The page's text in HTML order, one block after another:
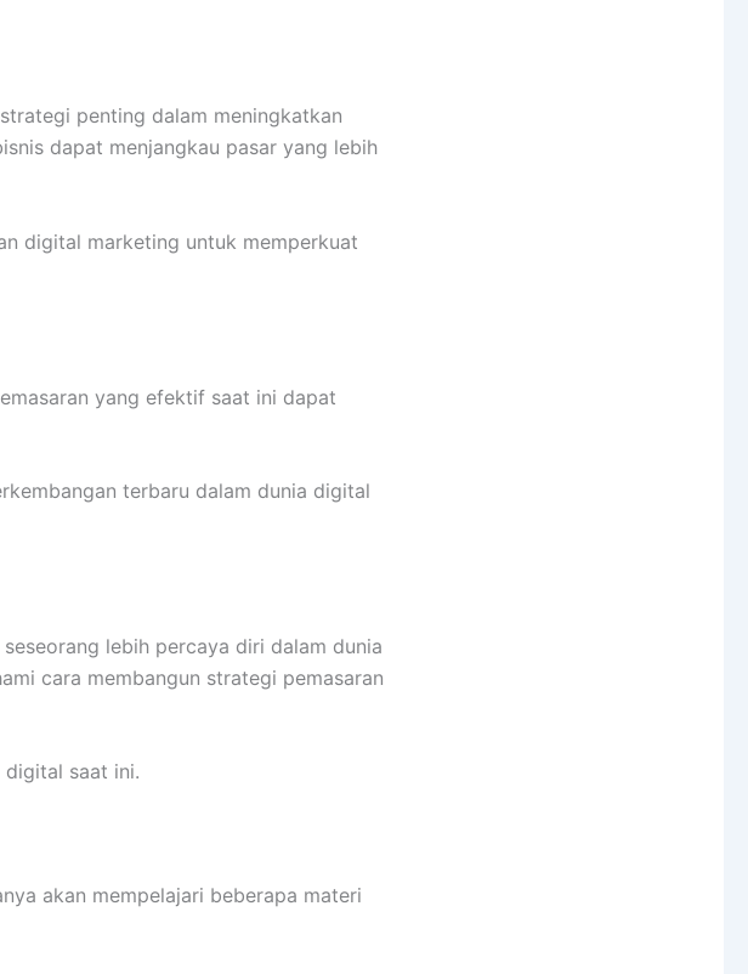
penting dalam meningkatkan
dapat menjangkau pasar yang lebih
digital marketing untuk memperkuat
yang efektif saat ini dapat
terbaru dalam dunia digital
lebih percaya diri dalam dunia
cara membangun strategi pemasaran
digital saat ini.
akan mempelajari beberapa materi